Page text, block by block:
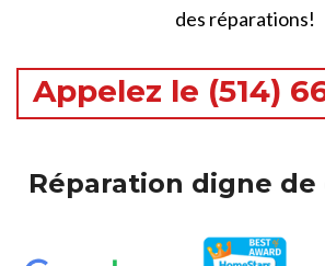
des réparations!
Appelez le (514)
Réparation digne